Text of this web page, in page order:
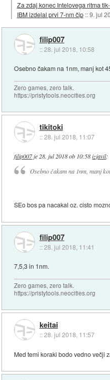
Za zdaj konec Intelovega ritma
IBM izdelal prvi 7-nm čip ::9. jul
filip007
::28. jul 2018, 10:58
Osebno čakam na 1nm, manj kot
Zero games, zero talk.
https://pristytools.neocities.org
tikitoki
::28. jul 2018, 11:07
filip007je 28. jul 2018 ob 10:58 izjavil:
Osebno čakam na 1nm, manj
SEo bos pa nacakal oz. cisto
filip007
::28. jul 2018, 11:41
7,5,3 in 1nm.
Zero games, zero talk.
https://pristytools.neocities.org
keitai
::28. jul 2018, 11:57
Med temi koraki bodo vedno večji